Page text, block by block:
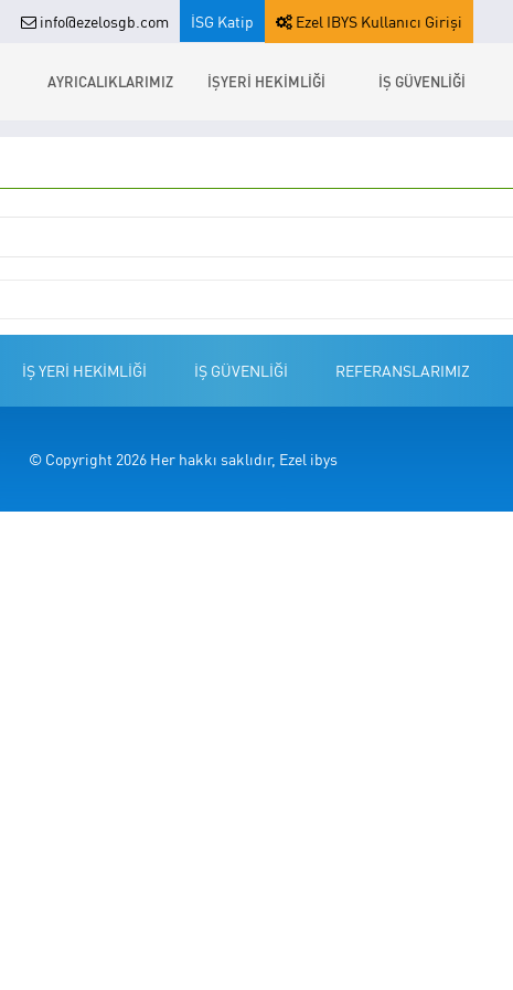
info@ezelosgb.com İSG Katip Ezel IBYS Kullanıcı Girişi
AYRICALIKLARIMIZ İŞYERİ HEKİMLİĞİ İŞ GÜVENLİĞİ
İŞ YERİ HEKİMLİĞİ İŞ GÜVENLİĞİ REFERANSLARIMIZ
© Copyright 2026 Her hakkı saklıdır, Ezel ibys